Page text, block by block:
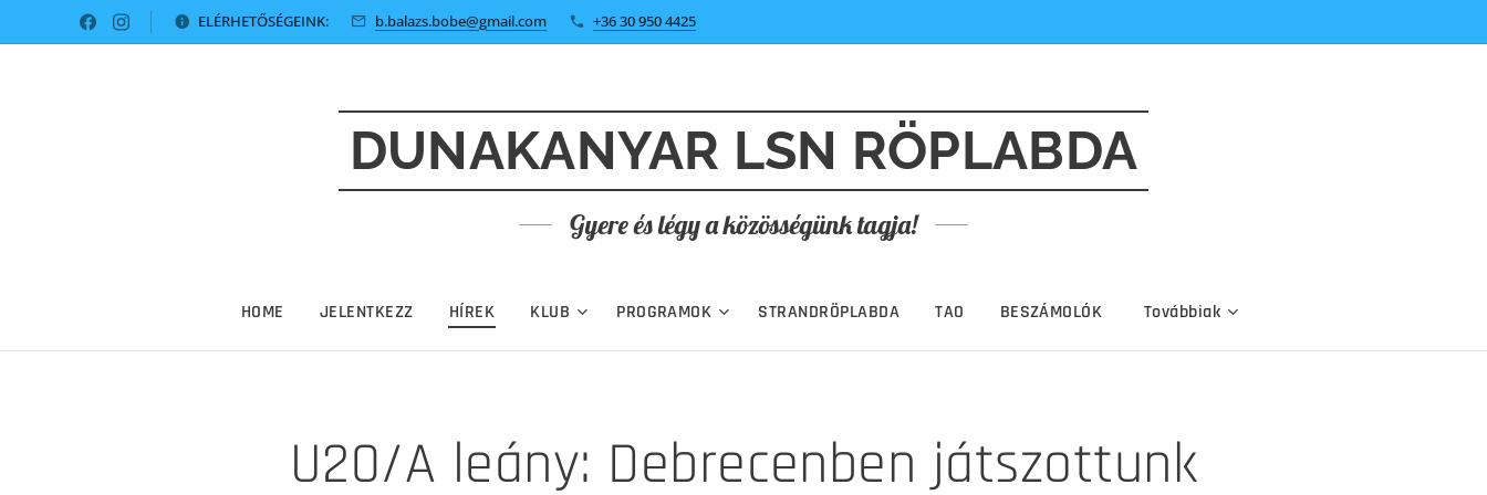
ELÉRHETŐSÉGEINK: b.balazs.bobe@gmail.com +36 30 950 4425
DUNAKANYAR LSN RÖPLABDA
Gyere és légy a közösségünk tagja!
HOME JELENTKEZZ HÍREK KLUB PROGRAMOK STRANDRÖPLABDA TAO BESZÁMOLÓK Továbbiak
U20/A leány: Debrecenben játszottunk